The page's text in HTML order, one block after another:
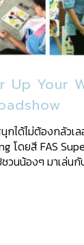
Up Your
กได้ไม่ต้องกลัวเ
โดยสี FAS
วนน้องๆ มาเล่นกั